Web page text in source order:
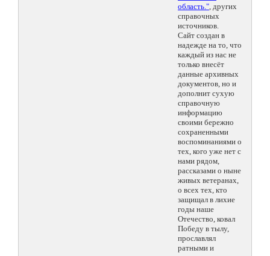
область.", других
справочных
источников.
Сайт создан в
надежде на то, что
каждый из нас не
только внесёт
данные архивных
документов, но и
дополнит сухую
справочную
информацию
своими бережно
сохраненными
воспоминаниями о
тех, кого уже нет с
нами рядом,
рассказами о ныне
живых ветеранах,
о всех тех, кто
защищал в лихие
годы наше
Отечество, ковал
Победу в тылу,
прославлял
ратными и